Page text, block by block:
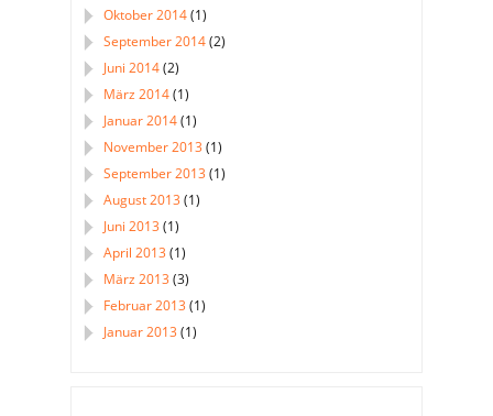
Oktober 2014(1)
September 2014(2)
Juni 2014(2)
März 2014(1)
Januar 2014(1)
November 2013(1)
September 2013(1)
August 2013(1)
Juni 2013(1)
April 2013(1)
März 2013(3)
Februar 2013(1)
Januar 2013(1)